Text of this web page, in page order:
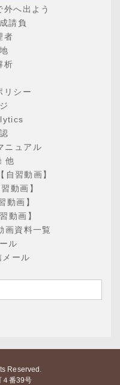
へ出よう
請負
者
析
リシー
ュアル
他
自習動画】
動画】
画】
動画】
画資料一覧
ル
ール
Reserved.
番39号